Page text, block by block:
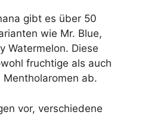
gibt es über 50
wie Mr. Blue,
Watermelon. Diese
fruchtige als auch
ab.
vor, verschiedene